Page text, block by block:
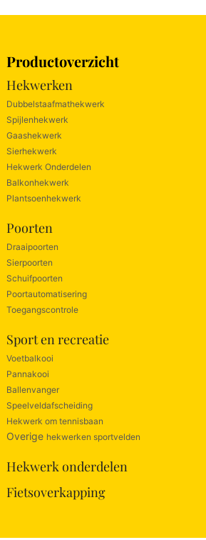
Productoverzicht
Hekwerken
Dubbelstaafmathekwerk
Spijlenhekwerk
Gaashekwerk
Sierhekwerk
Hekwerk Onderdelen
Balkonhekwerk
Plantsoenhekwerk
Poorten
Draaipoorten
Sierpoorten
Schuifpoorten
Poortautomatisering
Toegangscontrole
Sport en recreatie
Voetbalkooi
Pannakooi
Ballenvanger
Speelveldafscheiding
Hekwerk om tennisbaan
Overige hekwerken sportvelden
Hekwerk onderdelen
Fietsoverkapping